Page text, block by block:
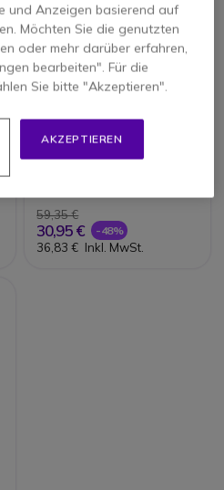
USB-A Kabel 0,6m
59,35 €
30,95 € -48%
36,83 € Inkl. MwSt.
und Anzeigen basierend auf
Möchten Sie die genutzten
oder mehr darüber erfahren,
bearbeiten". Für die
Sie bitte "Akzeptieren".
AKZEPTIEREN